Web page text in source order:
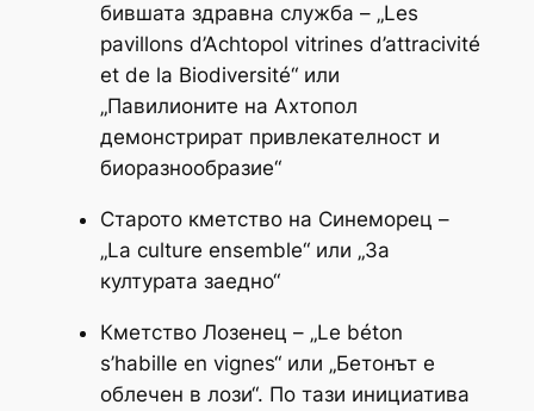
бившата здравна служба – „Les
pavillons d’Achtopol vitrines d’attracivité
et de la Biodiversité“ или
„Павилионите на Ахтопол
демонстрират привлекателност и
биоразнообразие“
Старото кметство на Синеморец –
„La culture ensemble“ или „За
културата заедно“
Кметство Лозенец – „Le béton
s’habille en vignes“ или „Бетонът е
облечен в лози“. По тази инициатива